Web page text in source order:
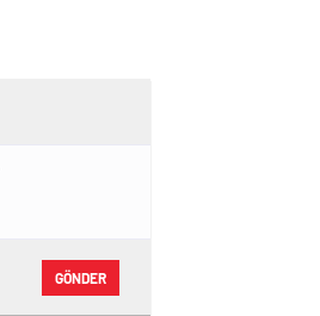
GÖNDER